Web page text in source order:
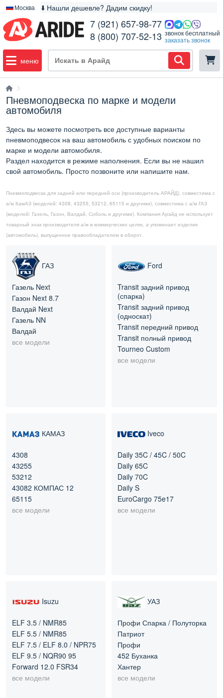
Москва ⬇️ Нашли дешевле? Дадим скидку!
7 (921) 657-98-77
8 (800) 707-52-13 звонок бесплатный
заказать звонок
меню
Пневмоподвеска по марке и модели
автомобиля
Здесь вы можете посмотреть все доступные варианты
пневмоподвесок на ваш автомобиль с удобных поиском по
марке и модели автомобиля.
Раздел находится в режиме наполнения. Если вы не нашил
свой автомобиль. Просто позвоните или напишите нам.
Пневмоподвеска для задней или передней оси (производитель АРАЙД), совместима с
а/м КамАЗ (моделей: 4308, 43255, 53212, 65115 и другими), совместима с а/м ГАЗ
(моделей: Газель, Газон, Валдай, Соболь и другими). Компания Арайд не использует
товарный знак производителя а/м в коммерческих целях, а упоминает изделие
(автомобиль), выпущенное правообладателем в оборот.
ГАЗ
Газель Next
Газон Next 8.7
Валдай Next
Газель NN
Валдай
все модели
Ford
Transit задний привод
(спарка)
Transit задний привод
(односкат)
Transit передний привод
Transit полный привод
Tourneo Custom
все модели
КАМАЗ
4308
43255
53212
43082 КОМПАС 12
65115
все модели
Iveco
Daily 35C / 45C / 50C
Daily 65C
Daily 70C
Daily S
EuroCargo 75e17
все модели
Isuzu
ELF 3.5 / NMR85
ELF 5.5 / NMR85
ELF 7.5 / ELF 8.0 / NPR75
ELF 9.5 / NQR90 95
Forward 12.0 FSR34
все модели
УАЗ
Профи Спарка / Полуторка
Патриот
Профи
452 Буханка
Хантер
все модели